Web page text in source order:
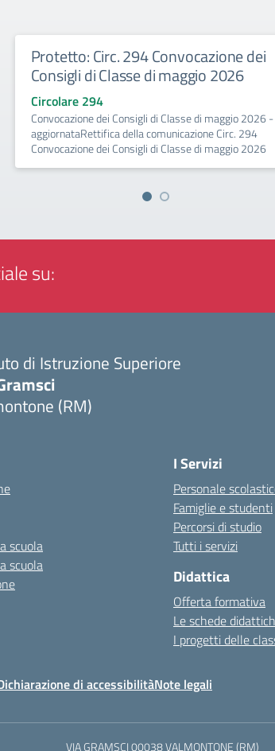
Protetto: Circ. 294 Convocazione dei
Consigli di Classe di maggio 2026
Circolare 294
Convocazione dei Consigli di Classe di maggio 2026 -
aggiornataRettifica della comunicazione Circ. 294
Convocazione dei Consigli di Classe di maggio 2026
su:
di Istruzione Superiore
(RM)
scuola
scuola
I Servizi
Personale
Famiglie e studenti
Percorsi di studio
Tutti i servizi
Didattica
Offerta formativa
Le schede
I progetti delle
di accessibilitàNote legali
VIA GRAMSCI 00038 VALMONTONE (RM)